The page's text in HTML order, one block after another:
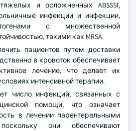
и осложненных ABSSSI,
инфекции и инфекции,
с множественной
такими как MRSA.
пациентов путем доставки
в кровоток обеспечивает
лечение, что делает их
интенсивной терапии.
число инфекций, связанных с
помощи, что означает
в лечении парентеральными
они обеспечивают